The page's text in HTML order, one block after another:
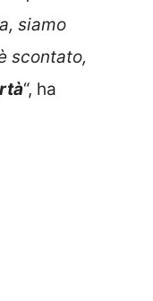
siamo
scontato,
“, ha